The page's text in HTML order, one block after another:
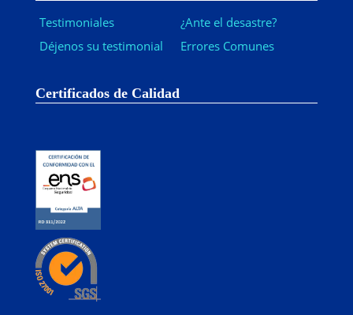
Testimoniales
Déjenos su testimonial
¿Ante el desastre?
Errores Comunes
Certificados de Calidad